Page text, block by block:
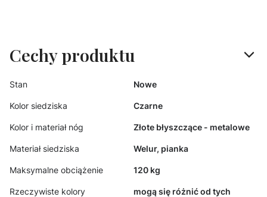
Cechy produktu
Stan Nowe
Kolor siedziska Czarne
Kolor i materiał nóg Złote błyszczące - metalowe
Materiał siedziska Welur, pianka
Maksymalne obciążenie 120 kg
Rzeczywiste kolory
mogą się różnić od tych